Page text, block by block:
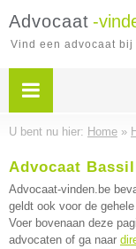
Advocaat -
Vind een advocaat
U bent nu hier: Home »
Advocaat
Advocaat-vinden.be
geldt ook voor de
Voer bovenaan deze
advocaten of ga naar